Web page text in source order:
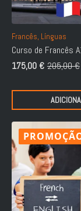
Francês, Línguas
Curso de Francês
205,00€
O
original
175,00 €
O
atual